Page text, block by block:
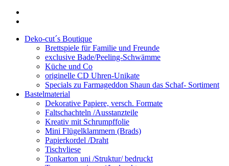
Deko-cut´s Boutique
Brettspiele für Familie und Freunde
exclusive Bade/Peeling-Schwämme
Küche und Co
originelle CD Uhren-Unikate
Specials zu Farmageddon Shaun das Schaf- Sortiment
Bastelmaterial
Dekorative Papiere, versch. Formate
Faltschachteln /Ausstanzteile
Kreativ mit Schrumpffolie
Mini Flügelklammern (Brads)
Papierkordel /Draht
Tischvliese
Tonkarton uni /Struktur/ bedruckt